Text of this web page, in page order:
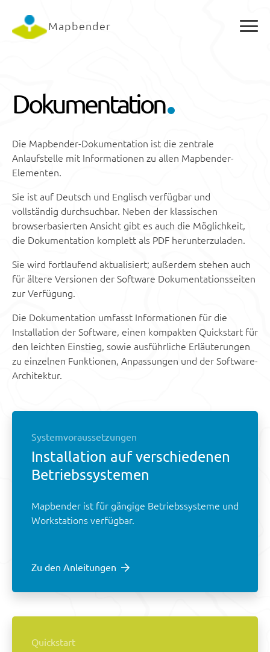
Mapbender
Dokumentation
Die Mapbender-Dokumentation ist die zentrale
Anlaufstelle mit Informationen zu allen Mapbender-
Elementen.
Sie ist auf Deutsch und Englisch verfügbar und
vollständig durchsuchbar. Neben der klassischen
browserbasierten Ansicht gibt es auch die Möglichkeit,
die Dokumentation komplett als PDF herunterzuladen.
Sie wird fortlaufend aktualisiert; außerdem stehen auch
für ältere Versionen der Software Dokumentationsseiten
zur Verfügung.
Die Dokumentation umfasst Informationen für die
Installation der Software, einen kompakten Quickstart für
den leichten Einstieg, sowie ausführliche Erläuterungen
zu einzelnen Funktionen, Anpassungen und der Software-
Architektur.
Systemvoraussetzungen
Installation auf verschiedenen
Betriebssystemen
Mapbender ist für gängige Betriebssysteme und
Workstations verfügbar.
Zu den Anleitungen
Quickstart